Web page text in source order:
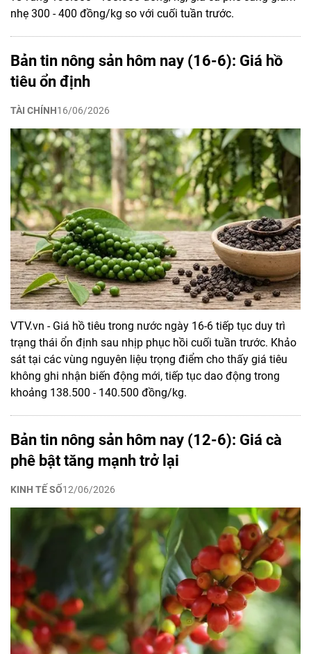
nhẹ 300 - 400 đồng/kg so với cuối tuần trước.
Bản tin nông sản hôm nay (16-6): Giá hồ
tiêu ổn định
TÀI CHÍNH16/06/2026
VTV.vn - Giá hồ tiêu trong nước ngày 16-6 tiếp tục duy trì
trạng thái ổn định sau nhịp phục hồi cuối tuần trước. Khảo
sát tại các vùng nguyên liệu trọng điểm cho thấy giá tiêu
không ghi nhận biến động mới, tiếp tục dao động trong
khoảng 138.500 - 140.500 đồng/kg.
Bản tin nông sản hôm nay (12-6): Giá cà
phê bật tăng mạnh trở lại
KINH TẾ SỐ12/06/2026